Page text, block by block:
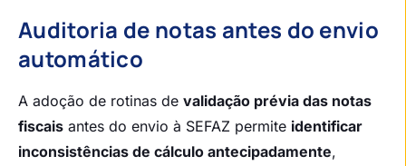
Auditoria de notas antes do envio
automático
A adoção de rotinas de validação prévia das notas
fiscais antes do envio à SEFAZ permite identificar
inconsistências de cálculo antecipadamente,